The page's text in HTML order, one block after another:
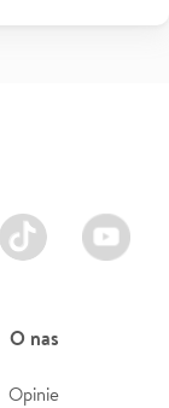
TikTok Youtube
O nas
Opinie